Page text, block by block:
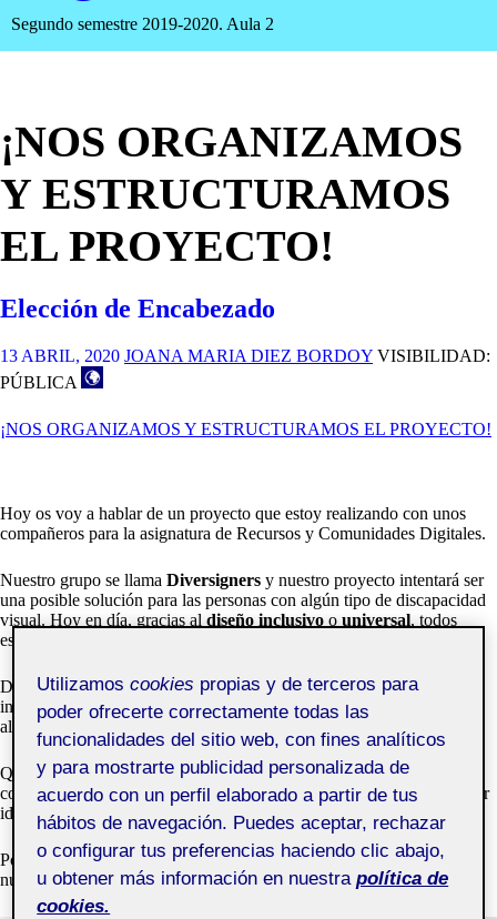
Segundo semestre 2019-2020. Aula 2
¡NOS ORGANIZAMOS
Y ESTRUCTURAMOS
EL PROYECTO!
Elección de Encabezado
13 ABRIL, 2020 JOANA MARIA DIEZ BORDOY VISIBILIDAD:
PÚBLICA
¡NOS ORGANIZAMOS Y ESTRUCTURAMOS EL PROYECTO!
Hoy os voy a hablar de un proyecto que estoy realizando con unos
compañeros para la asignatura de Recursos y Comunidades Digitales.
Nuestro grupo se llama Diversigners y nuestro proyecto intentará ser
una posible solución para las personas con algún tipo de discapacidad
visual. Hoy en día, gracias al diseño inclusivo o universal, todos
estamos más cerca de una igualdad real, en este ámbito claro está.
Des de Diversigners queremos proporcionar no solo un diseño
inclusivo que sea funcional, sino también una solución atractiva tanto
al tacto como a la vista.
Queremos solucionar el problema principal de los packagings de
comida y bebida. Que puedan leer bien el nombre del producto, poder
identificarlo al momento por diferencia de texturas o forma…
Por esto mismo creo que esta fotografía es bastante acertada para
nuestro encabezado en el Sites del proyecto.
Utilizamoscookies propias y de terceros para
poder ofrecerte correctamente todas las
funcionalidades del sitio web, con fines analíticos
y para mostrarte publicidad personalizada de
acuerdo con un perfil elaborado a partir de tus
hábitos de navegación. Puedes aceptar, rechazar
o configurar tus preferencias haciendo clic abajo,
u obtener más información en nuestra política de
cookies.